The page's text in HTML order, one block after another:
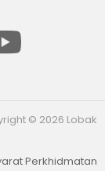
© 2026 Lobak
Perkhidmatan